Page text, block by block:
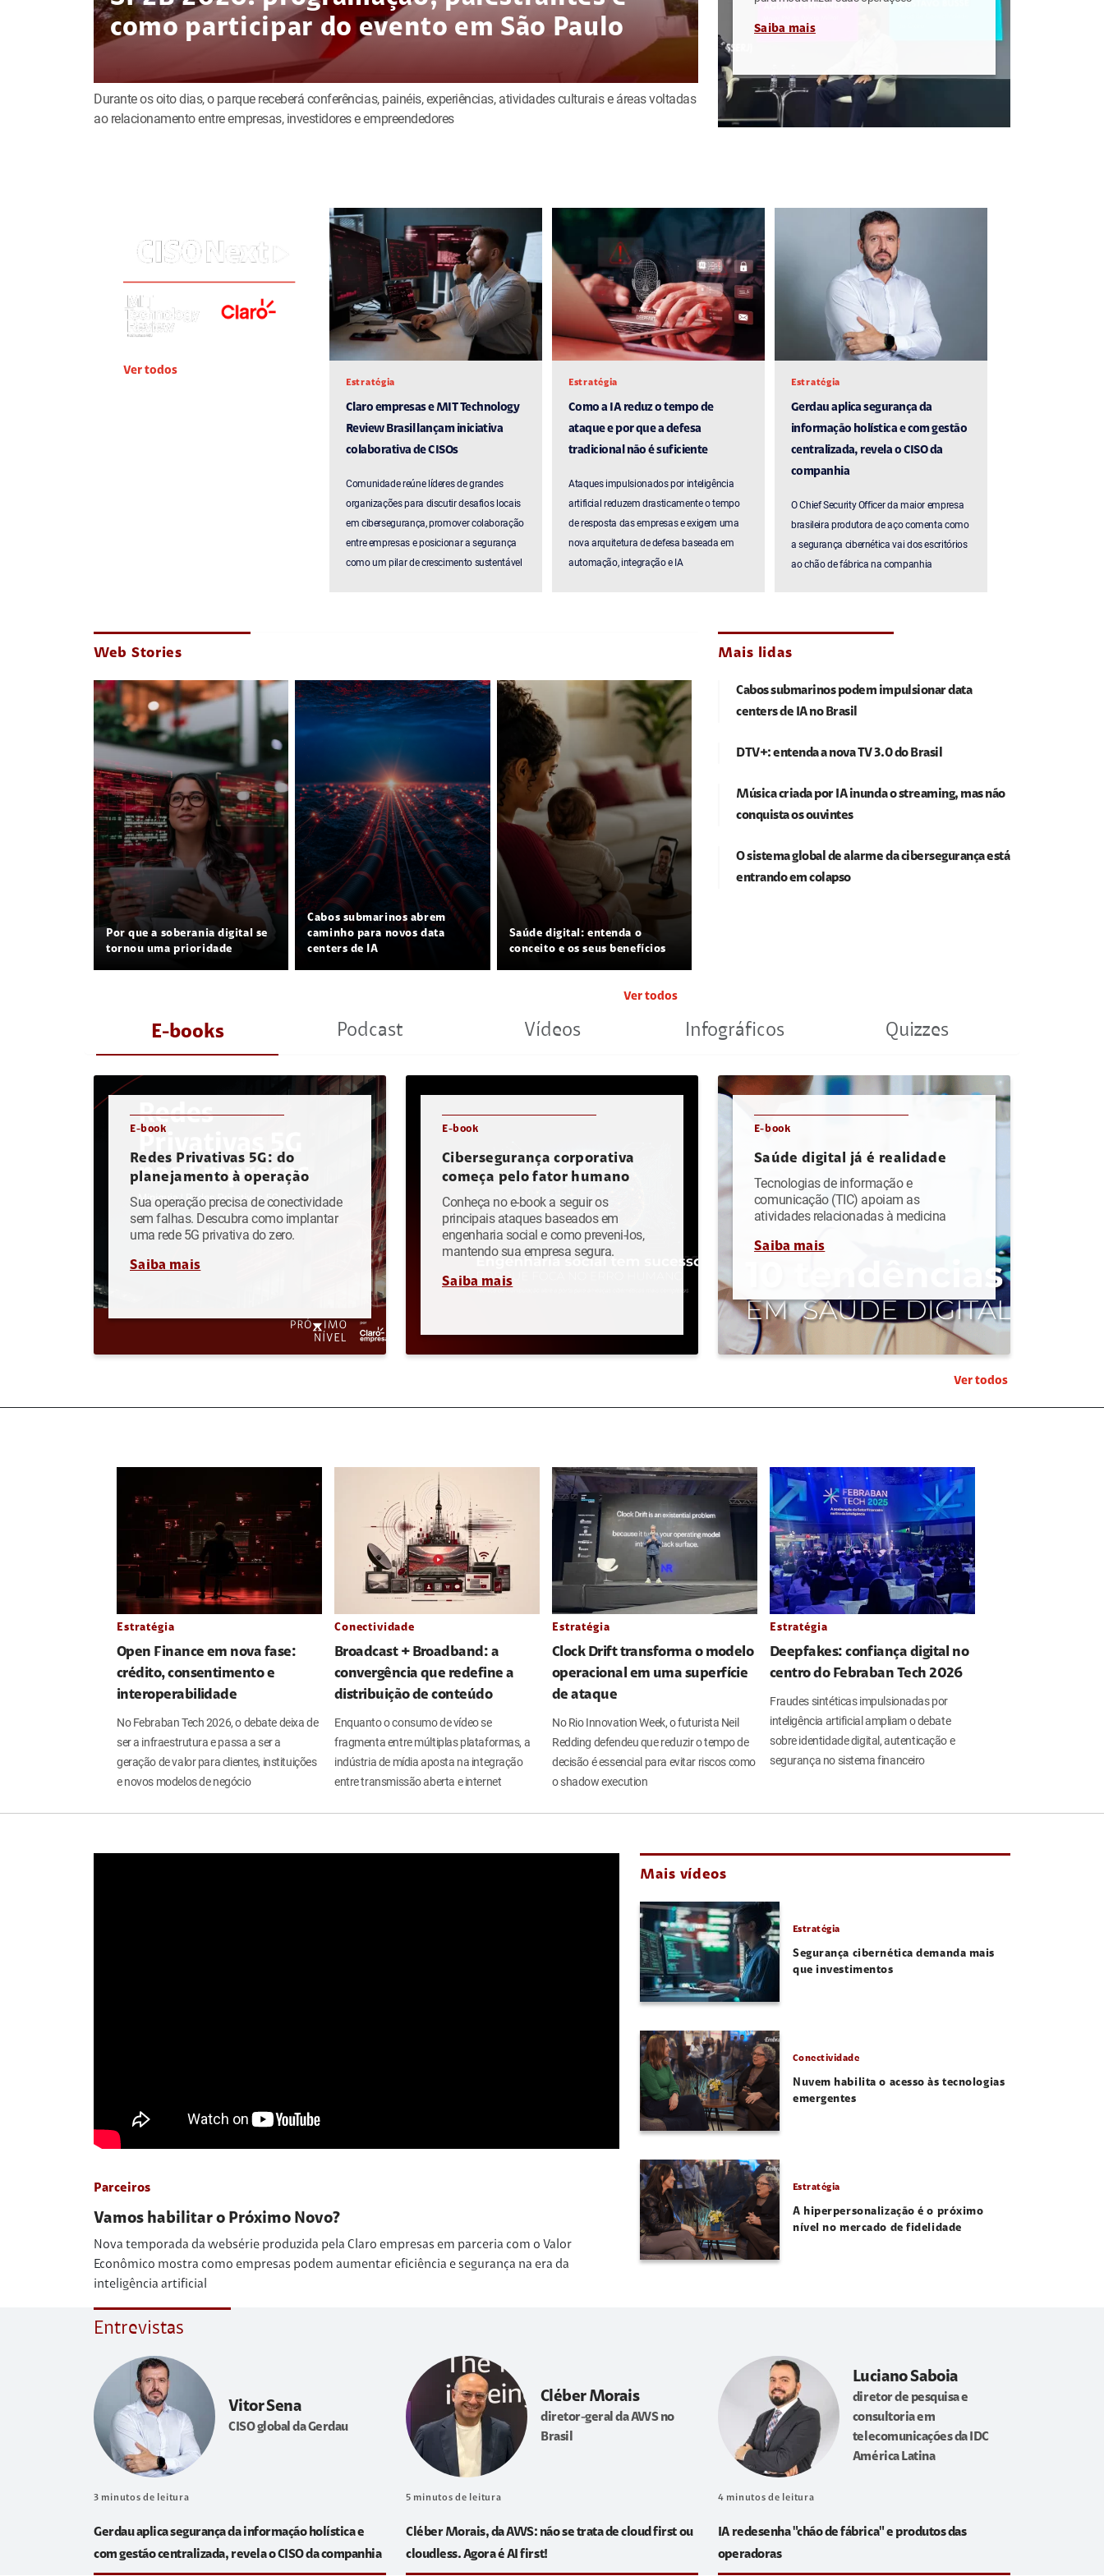
como participar do evento em São Paulo
Durante os oito dias, o parque receberá conferências, painéis, experiências, atividades culturais e áreas voltadas
ao relacionamento entre empresas, investidores e empreendedores
Saiba mais
Ver todos
Estratégia
Claro empresas e MIT Technology
Review Brasil lançam iniciativa
colaborativa de CISOs
Comunidade reúne líderes de grandes
organizações para discutir desafios locais
em cibersegurança, promover colaboração
entre empresas e posicionar a segurança
como um pilar de crescimento sustentável
Estratégia
Como a IA reduz o tempo de
ataque e por que a defesa
tradicional não é suficiente
Ataques impulsionados por inteligência
artificial reduzem drasticamente o tempo
de resposta das empresas e exigem uma
nova arquitetura de defesa baseada em
automação, integração e IA
Estratégia
Gerdau aplica segurança da
informação holística e com gestão
centralizada, revela o CISO da
companhia
O Chief Security Officer da maior empresa
brasileira produtora de aço comenta como
a segurança cibernética vai dos escritórios
ao chão de fábrica na companhia
Web Stories
Por que a soberania digital se
tornou uma prioridade
Cabos submarinos abrem
caminho para novos data
centers de IA
Saúde digital: entenda o
conceito e os seus benefícios
Ver todos
Mais lidas
Cabos submarinos podem impulsionar data
centers de IA no Brasil
DTV+: entenda a nova TV 3.0 do Brasil
Música criada por IA inunda o streaming, mas não
conquista os ouvintes
O sistema global de alarme da cibersegurança está
entrando em colapso
E-books Podcast Vídeos Infográficos Quizzes
E-book
Redes Privativas 5G: do
planejamento à operação
Sua operação precisa de conectividade
sem falhas. Descubra como implantar
uma rede 5G privativa do zero.
Saiba mais
E-book
Cibersegurança corporativa
começa pelo fator humano
Conheça no e-book a seguir os
principais ataques baseados em
engenharia social e como preveni-los,
mantendo sua empresa segura.
Saiba mais
E-book
Saúde digital já é realidade
Tecnologias de informação e
comunicação (TIC) apoiam as
atividades relacionadas à medicina
Saiba mais
Ver todos
Estratégia
Open Finance em nova fase:
crédito, consentimento e
interoperabilidade
No Febraban Tech 2026, o debate deixa de
ser a infraestrutura e passa a ser a
geração de valor para clientes, instituições
e novos modelos de negócio
Conectividade
Broadcast + Broadband: a
convergência que redefine a
distribuição de conteúdo
Enquanto o consumo de vídeo se
fragmenta entre múltiplas plataformas, a
indústria de mídia aposta na integração
entre transmissão aberta e internet
Estratégia
Clock Drift transforma o modelo
operacional em uma superfície
de ataque
No Rio Innovation Week, o futurista Neil
Redding defendeu que reduzir o tempo de
decisão é essencial para evitar riscos como
o shadow execution
Estratégia
Deepfakes: confiança digital no
centro do Febraban Tech 2026
Fraudes sintéticas impulsionadas por
inteligência artificial ampliam o debate
sobre identidade digital, autenticação e
segurança no sistema financeiro
Parceiros
Vamos habilitar o Próximo Novo?
Nova temporada da websérie produzida pela Claro empresas em parceria com o Valor
Econômico mostra como empresas podem aumentar eficiência e segurança na era da
inteligência artificial
Mais vídeos
Estratégia
Segurança cibernética demanda mais
que investimentos
Conectividade
Nuvem habilita o acesso às tecnologias
emergentes
Estratégia
A hiperpersonalização é o próximo
nível no mercado de fidelidade
Entrevistas
Vitor Sena
CISO global da Gerdau
3 minutos de leitura
Gerdau aplica segurança da informação holística e
com gestão centralizada, revela o CISO da companhia
Cléber Morais
diretor-geral da AWS no
Brasil
5 minutos de leitura
Cléber Morais, da AWS: não se trata de cloud first ou
cloudless. Agora é AI first!
Luciano Saboia
diretor de pesquisa e
consultoria em
telecomunicações da IDC
América Latina
4 minutos de leitura
IA redesenha "chão de fábrica" e produtos das
operadoras